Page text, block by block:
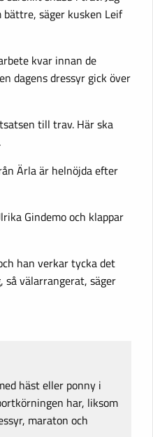
bättre, säger kusken Leif
kvar innan de
dagens dressyr gick över
till trav. Här ska
Ärla är helnöjda efter
Gindemo och klappar
han verkar tycka det
välarrangerat, säger
häst eller ponny i
har, liksom
maraton och